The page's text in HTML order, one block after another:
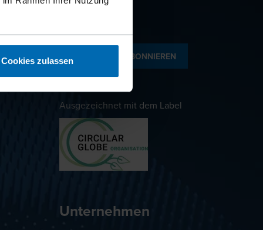
Cookies zulassen NEWSLETTER ABONNIEREN
Ausgezeichnet mit dem Label
Unternehmen